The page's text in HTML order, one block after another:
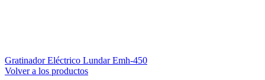
Gratinador Eléctrico Lundar Emh-450
Volver a los productos